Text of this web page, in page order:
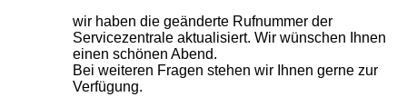
wir haben die geänderte Rufnummer der
Servicezentrale aktualisiert. Wir wünschen Ihnen
einen schönen Abend.
Bei weiteren Fragen stehen wir Ihnen gerne zur
Verfügung.